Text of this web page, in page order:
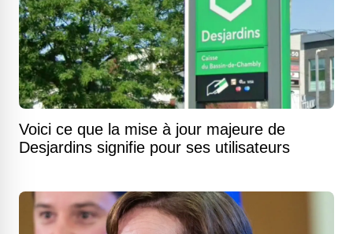
Voici ce que la mise à jour majeure de
Desjardins signifie pour ses utilisateurs